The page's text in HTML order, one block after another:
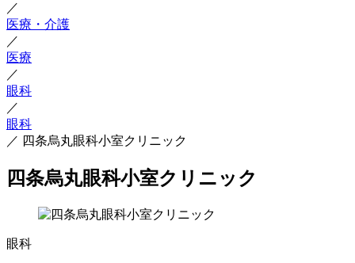
／
医療・介護
／
医療
／
眼科
／
眼科
／ 四条烏丸眼科小室クリニック
四条烏丸眼科小室クリニック
眼科